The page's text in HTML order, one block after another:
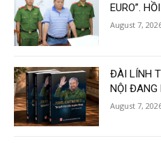
EURO”.
August 7,
ĐÀI LÍNH
NỘI ĐANG
August 7,